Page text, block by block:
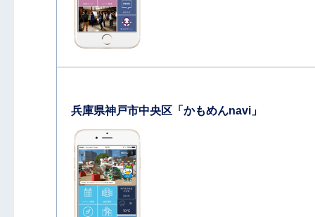
兵庫県神戸市中央区「かもめんnavi」